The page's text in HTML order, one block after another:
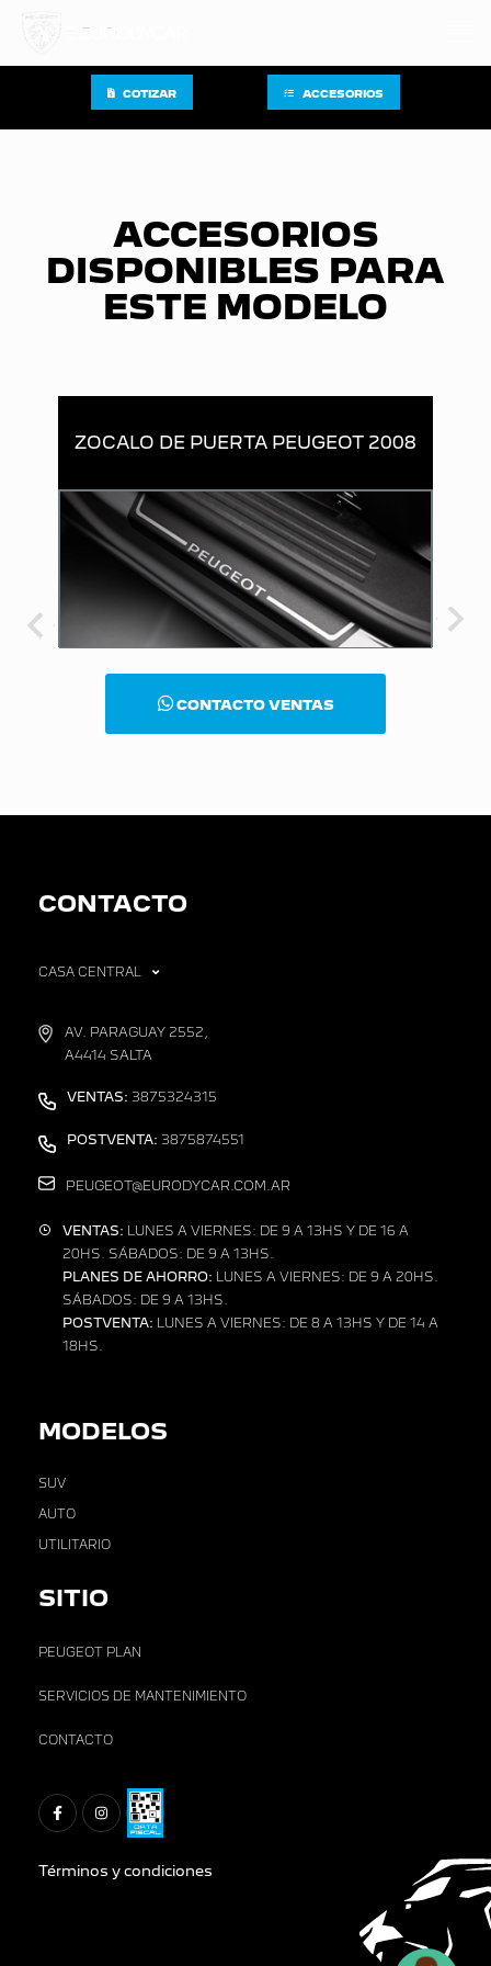
COTIZAR ACCESORIOS
ACCESORIOS
DISPONIBLES PARA
ESTE MODELO
ZOCALO DE PUERTA PEUGEOT 2008
CONTACTO VENTAS
CONTACTO
CASA CENTRAL
AV. PARAGUAY 2552,
A4414 SALTA
VENTAS: 3875324315
POSTVENTA: 3875874551
PEUGEOT@EURODYCAR.COM.AR
VENTAS: LUNES A VIERNES: DE 9 A 13HS Y DE 16 A
20HS. SÁBADOS: DE 9 A 13HS.
PLANES DE AHORRO: LUNES A VIERNES: DE 9 A 20HS.
SÁBADOS: DE 9 A 13HS.
POSTVENTA: LUNES A VIERNES: DE 8 A 13HS Y DE 14 A
18HS.
MODELOS
SUV
AUTO
UTILITARIO
SITIO
PEUGEOT PLAN
SERVICIOS DE MANTENIMIENTO
CONTACTO
Términos y condiciones